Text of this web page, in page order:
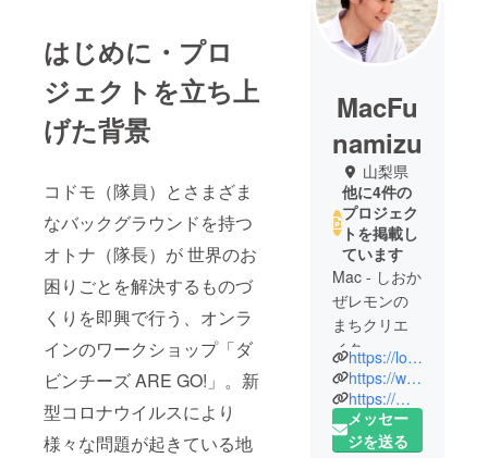
はじめに・プロ
ジェクトを立ち上
げた背景
コドモ（隊員）とさまざま
なバックグラウンドを持つ
オトナ（隊長）が 世界のお
困りごとを解決するものづ
くりを即興で行う、オンラ
インのワークショップ「ダ
ビンチーズ ARE GO!」。新
型コロナウイルスにより
様々な問題が起きている地
MacFu
namizu
山梨県
他に4件の
プロジェク
トを掲載し
ています
Mac - しおか
ぜレモンの
まちクリエ
イター
海の宝物と
山の恵みを
融合させ、
https://loveful-world.com/
https://www.instagram.com/lemonbreeze_town/
https://macfunamizu.myportfolio.com/
メッセー
ジを送る